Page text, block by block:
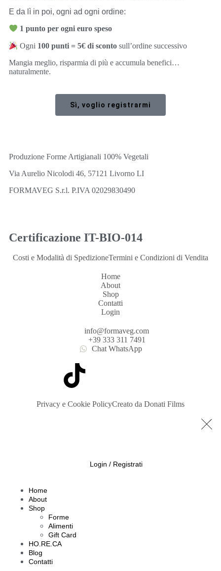
E da lì in poi, ogni ad ogni ordine:
1 punto per ogni euro speso
Ogni 100 punti = 5€ di sconto sull’ordine successivo
Mangia meglio, risparmia di più e accumula benefici…
naturalmente.
Sì, voglio registrarmi
Produzione Forme Artigianali 100% Vegetali
Via Aurelio Nicolodi 46, 57121 Livorno LI
FORMAVEG S.r.l. P.IVA 02029830490
Certificazione IT-BIO-014
Costi e Modalità di SpedizioneTermini e Condizioni di Vendita
Home
About
Shop
Contatti
Login
info@formaveg.com
+39 333 311 7491
Chat WhatsApp
Privacy e Cookie PolicyCreato da Donati Films
Login / Registrati
Home
About
Shop
Forme
Alimenti
Gift Card
HO.RE.CA
Blog
Contatti